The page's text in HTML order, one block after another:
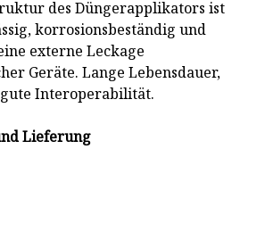
des Düngerapplikators ist
korrosionsbeständig und
externe Leckage
Geräte. Lange Lebensdauer,
Interoperabilität.
Lieferung